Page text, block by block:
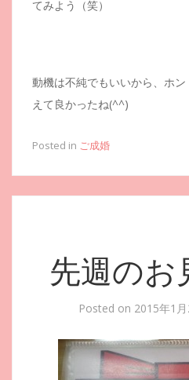
てみよう（笑）
動機は不純でもいいから、ホ
えて良かったね(^^)
Posted in ご成婚
先週の
Posted on 2015年1